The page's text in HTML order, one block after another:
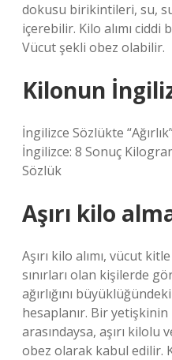
dokusu birikintileri, su,
içerebilir. Kilo alımı ciddi
Vücut şekli obez olabilir.
Kilonun
İngilizce Sözlükte
İngilizce: 8 Sonuç
Sözlük
Aşırı kilo
Aşırı kilo alımı, vücut
sınırları olan kişilerde
ağırlığını
hesaplanır. Bir yetişkinin
arasındaysa, aşırı kilolu
obez olarak kabul edilir.